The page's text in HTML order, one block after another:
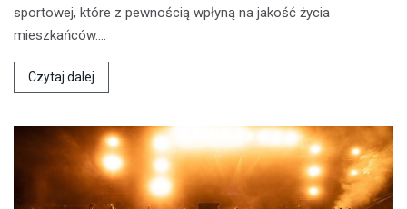
sportowej, które z pewnością wpłyną na jakość życia
mieszkańców.…
Czytaj dalej